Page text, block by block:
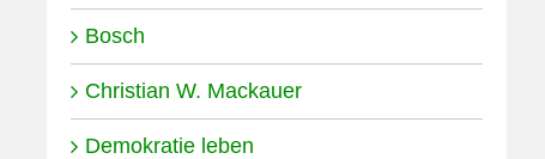
Bosch
Christian W. Mackauer
Demokratie leben